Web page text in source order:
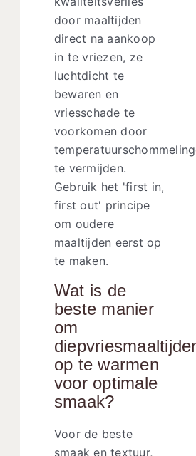
door maaltijden
direct na aankoop
in te vriezen, ze
luchtdicht te
bewaren en
vriesschade te
voorkomen door
te vermijden.
Gebruik het 'first in,
first out' principe
om oudere
maaltijden eerst op
te maken.
Wat is de
beste manier
om
op te warmen
voor optimale
smaak?
Voor de beste
smaak en textuur,